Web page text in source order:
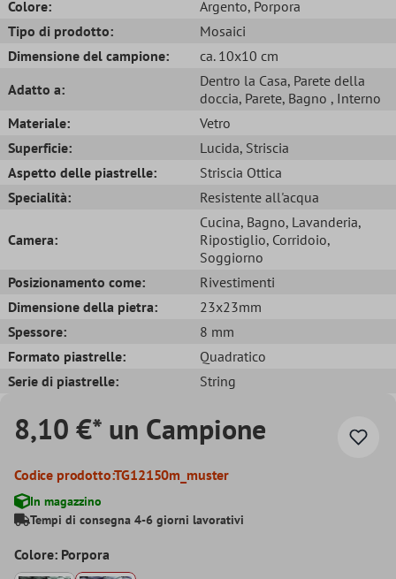
Colore: Argento, Porpora
Tipo di prodotto:
Mosaici
Dimensione del campione:
ca. 10x10 cm
Adatto a:
Dentro la Casa, Parete della
doccia, Parete, Bagno , Interno
Materiale:
Vetro
Superficie:
Lucida, Striscia
Aspetto delle piastrelle:
Striscia Ottica
Specialità:
Resistente all'acqua
Camera:
Cucina, Bagno, Lavanderia,
Ripostiglio, Corridoio,
Soggiorno
Posizionamento come:
Rivestimenti
Dimensione della pietra:
23x23mm
Spessore:
8 mm
Formato piastrelle:
Quadratico
Serie di piastrelle:
String
8,10 €* un Campione
Codice prodotto:TG12150m_muster
In magazzino
Tempi di consegna 4-6 giorni lavorativi
Colore: Porpora